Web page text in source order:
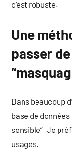
c’est robuste.
Une
passer
Dans beaucoup
base de
sensible”. Je
usages.